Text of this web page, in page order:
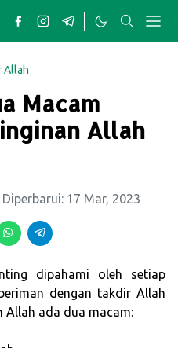
Allah
Macam
Allah
Diperbarui: 17 Mar, 2023
dipahami oleh setiap
dengan takdir Allah
Allah ada dua macam: